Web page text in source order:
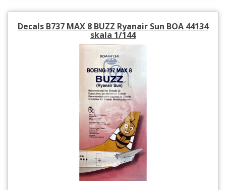
Decals B737 MAX 8 BUZZ Ryanair Sun BOA 44134
skala 1/144